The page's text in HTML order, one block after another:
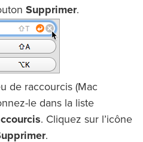
Supprimer.
de raccourcis (Mac
le dans la liste
. Cliquez sur l’icône
.